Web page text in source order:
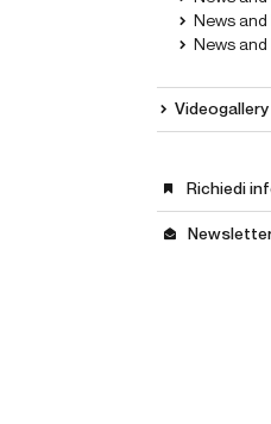
News
News and
Videogallery
Richiedi